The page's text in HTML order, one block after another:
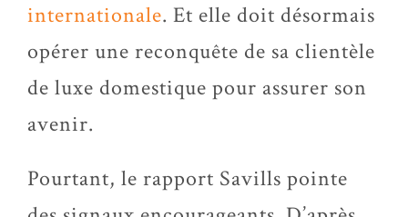
internationale. Et elle doit désormais
opérer une reconquête de sa clientèle
de luxe domestique pour assurer son
avenir.
Pourtant, le rapport Savills pointe